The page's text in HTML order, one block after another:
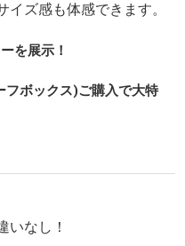
ズ感も体感できます。
を展示！
フボックス)ご購入で大特
いなし！